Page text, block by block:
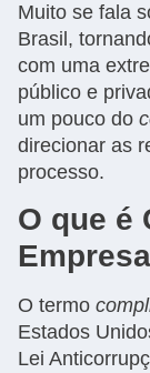
Muito se fala
Brasil,
com uma
público e
um pouco do
direcionar as
processo.
O que é
O termo
Estados
Lei